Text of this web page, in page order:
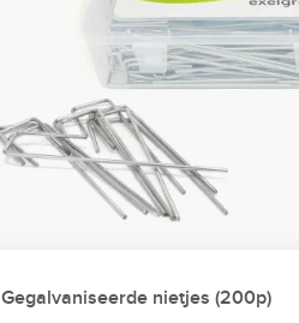
Gegalvaniseerde nietjes (200p)